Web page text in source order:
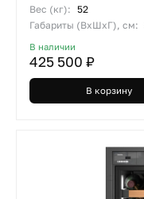
Вес (кг): 52
Габариты (ВхШхГ), см:
В наличии
425 500 ₽
В корзину